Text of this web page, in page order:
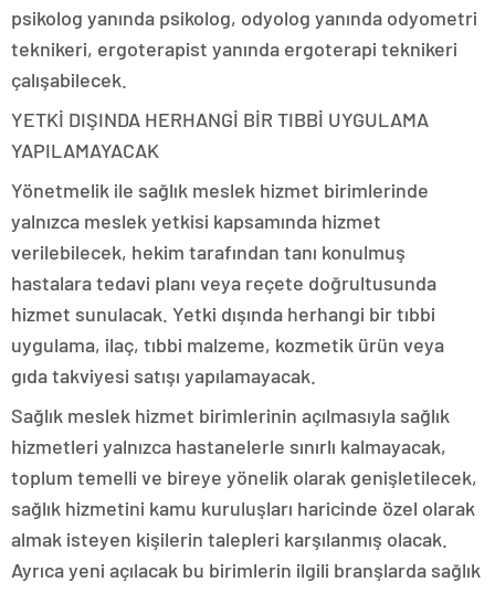
psikolog yanında psikolog, odyolog yanında odyometri
teknikeri, ergoterapist yanında ergoterapi teknikeri
çalışabilecek.
YETKİ DIŞINDA HERHANGİ BİR TIBBİ UYGULAMA
YAPILAMAYACAK
Yönetmelik ile sağlık meslek hizmet birimlerinde
yalnızca meslek yetkisi kapsamında hizmet
verilebilecek, hekim tarafından tanı konulmuş
hastalara tedavi planı veya reçete doğrultusunda
hizmet sunulacak. Yetki dışında herhangi bir tıbbi
uygulama, ilaç, tıbbi malzeme, kozmetik ürün veya
gıda takviyesi satışı yapılamayacak.
Sağlık meslek hizmet birimlerinin açılmasıyla sağlık
hizmetleri yalnızca hastanelerle sınırlı kalmayacak,
toplum temelli ve bireye yönelik olarak genişletilecek,
sağlık hizmetini kamu kuruluşları haricinde özel olarak
almak isteyen kişilerin talepleri karşılanmış olacak.
Ayrıca yeni açılacak bu birimlerin ilgili branşlarda sağlık